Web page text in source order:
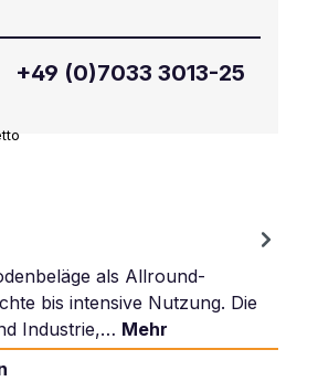
+49 (0)7033 3013-25
als Allround-
bis intensive Nutzung. Die
Industrie,… Mehr